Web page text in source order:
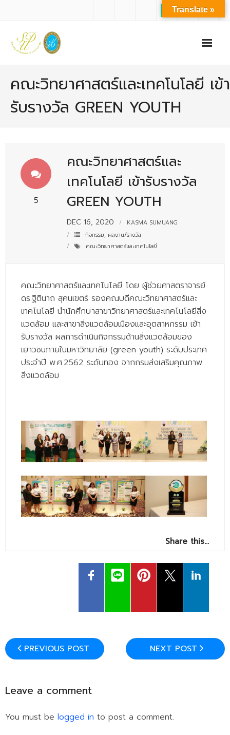
- ปรัชญาการจัดการศึกษา มหาวิทยาลัยสวนดุสิต
- ประวัติความเป็นมาของคณะ
- บุคลากร
- - สำนักงานคณะวิทยาศาสตร์และเทคโนโลยี
- - บุคลากรวิชาการ
- - บุคลากรสนับสนุน
- วิทยาศาสตรบัณฑิต
- - วิทยาการคอมพิวเตอร์
- - วิทยาศาสตร์เครื่องสำอาง
- - อาชีวอนามัยและความปลอดภัย
- - อนามัยสิ่งแวดล้อมและสาธารณภัย
- - อุตสาหกรรมชีวภาพเพื่อธุรกิจ
- ศึกษาศาสตรบัณฑิต
- - วิทยาศาสตร์ทั่วไป
- เทคโนโลยีบัณฑิต
- - เทคโนโลยีสารสนเทศ
- ข่าวประชาสัมพันธ์
- ข่าวประชาสัมพันธ์ภายนอก
- ทุน/สมัครงาน/ศึกษาต่อ
คณะวิทยาศาสตร์และเทคโนโลยี เข้า
รับรางวัล GREEN YOUTH
คณะวิทยาศาสตร์และ
เทคโนโลยี เข้ารับรางวัล
GREEN YOUTH
DEC 16, 2020 KASMA SUMUANG
5
กิจกรรม, ผลงาน/รางวัล
คณะวิทยาศาสตร์และเทคโนโลยี
คณะวิทยาศาสตร์และเทคโนโลยี โดย ผู้ช่วยศาสตราจารย์
ดร.ฐิตินาถ สุคนเขตร์ รองคณบดีคณะวิทยาศาสตร์และ
เทคโนโลยี นำนักศึกษาสาขาวิทยาศาสตร์และเทคโนโลยีสิ่ง
แวดล้อม และสาขาสิ่งแวดล้อมเมืองและอุตสาหกรรม เข้า
รับรางวัล ผลการดำเนินกิจกรรมด้านสิ่งแวดล้อมของ
เยาวชนภายในมหาวิทยาลัย (green youth) ระดับประเทศ
ประจำปี พ.ศ.2562 ระดับทอง จากกรมส่งเสริมคุณภาพ
สิ่งแวดล้อม
Share this…
PREVIOUS POST NEXT POST
Leave a comment
You must be logged in to post a comment.
Translate »